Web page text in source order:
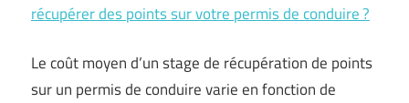
récupérer des points sur votre permis de conduire ?
Le coût moyen d’un stage de récupération de points
sur un permis de conduire varie en fonction de